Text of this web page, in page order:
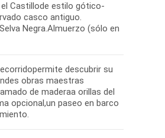
el Castillode estilo gótico-
casco antiguo.
Negra.Almuerzo (sólo en
descubrir su
obras maestras
de maderaa orillas del
opcional,un paseo en barco